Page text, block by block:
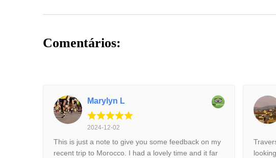
Comentários:
Marylyn L
2024-12-02
This is just a note to give you some feedback on my
recent trip to Morocco. I had a lovely time and it far